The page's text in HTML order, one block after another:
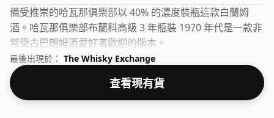
備受推崇的哈瓦那俱樂部以 40% 的濃度裝瓶這款白蘭姆
酒。哈瓦那俱樂部布蘭科高級 3 年瓶裝 1970 年代是一款非
常受古巴朗姆酒愛好者歡迎的版本。
最後出現於： The Whisky Exchange
查看現有貨